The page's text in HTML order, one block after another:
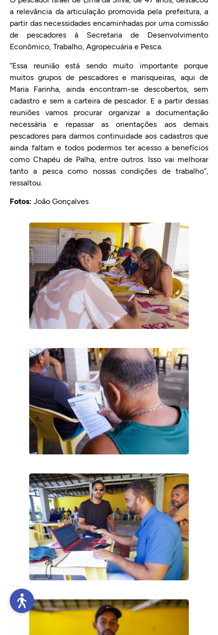
a relevância da articulação promovida pela prefeitura, a
partir das necessidades encaminhadas por uma comissão
de pescadores à Secretaria de Desenvolvimento
Econômico, Trabalho, Agropecuária e Pesca.
“Essa reunião está sendo muito importante porque
muitos grupos de pescadores e marisqueiras, aqui de
Maria Farinha, ainda encontram-se descobertos, sem
cadastro e sem a carteira de pescador. E a partir dessas
reuniões vamos procurar organizar a documentação
necessária e repassar as orientações aos demais
pescadores para darmos continuidade aos cadastros que
ainda faltam e todos podermos ter acesso a benefícios
como Chapéu de Palha, entre outros. Isso vai melhorar
tanto a pesca como nossas condições de trabalho”,
ressaltou.
Fotos: João Gonçalves